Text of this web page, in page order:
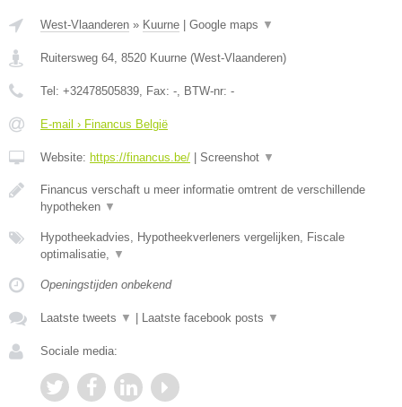
West-Vlaanderen » Kuurne Google maps ▼
Ruitersweg 64, 8520 Kuurne (West-Vlaanderen)
Tel: +32478505839, Fax: -, BTW-nr: -
E-mail › Financus België
Website: https://financus.be/ Screenshot ▼
Financus verschaft u meer informatie omtrent de verschillende
hypotheken ▼
Hypotheekadvies, Hypotheekverleners vergelijken, Fiscale
optimalisatie, ▼
Openingstijden onbekend
Laatste tweets ▼ Laatste facebook posts ▼
Sociale media: